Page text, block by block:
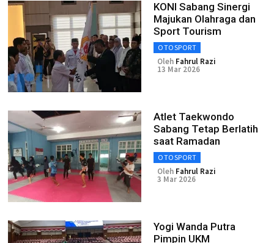
KONI Sabang Sinergi
Majukan Olahraga dan
Sport Tourism
OTOSPORT
Oleh Fahrul Razi
13 Mar 2026
Atlet Taekwondo
Sabang Tetap Berlatih
saat Ramadan
OTOSPORT
Oleh Fahrul Razi
3 Mar 2026
Yogi Wanda Putra
Pimpin UKM